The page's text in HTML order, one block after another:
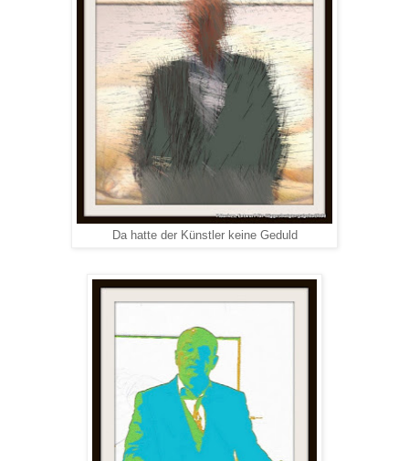
Da hatte der Künstler keine Geduld